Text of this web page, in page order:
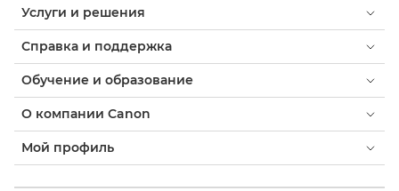
Услуги и решения
Справка и поддержка
Обучение и образование
О компании Canon
Мой профиль